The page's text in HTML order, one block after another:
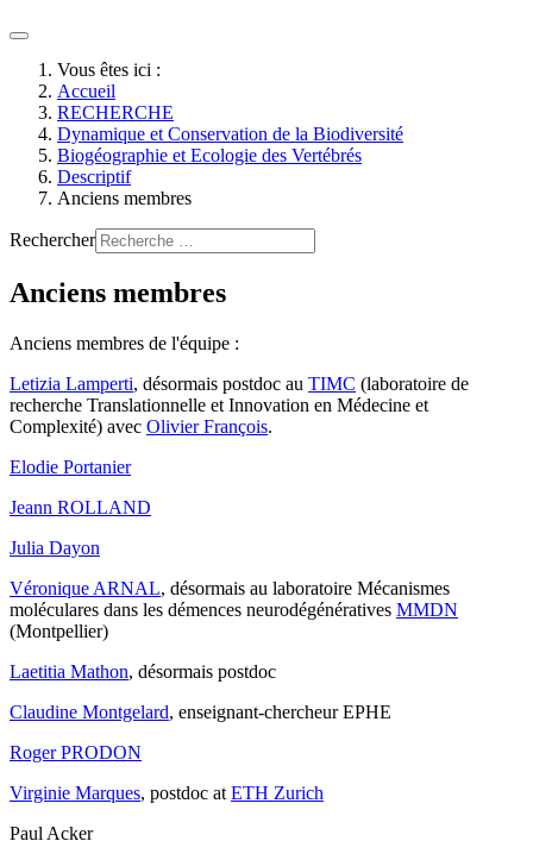
Vous êtes ici :
Accueil
RECHERCHE
Dynamique et Conservation de la Biodiversité
Biogéographie et Ecologie des Vertébrés
Descriptif
Anciens membres
Rechercher
Anciens membres
Anciens membres de l'équipe :
Letizia Lamperti, désormais postdoc au TIMC (laboratoire de
recherche Translationnelle et Innovation en Médecine et
Complexité) avec Olivier François.
Elodie Portanier
Jeann ROLLAND
Julia Dayon
Véronique ARNAL, désormais au laboratoire Mécanismes
moléculares dans les démences neurodégénératives MMDN
(Montpellier)
Laetitia Mathon, désormais postdoc
Claudine Montgelard, enseignant-chercheur EPHE
Roger PRODON
Virginie Marques, postdoc at ETH Zurich
Paul Acker